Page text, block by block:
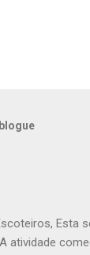
Esta
atividade